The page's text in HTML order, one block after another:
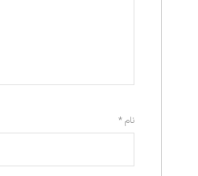
نام*